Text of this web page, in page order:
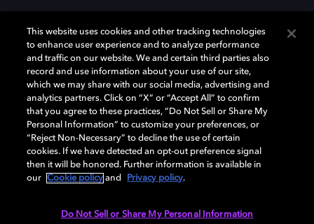
돌비(Dolby)와 double-D 심볼은 미국 및 기타 국가 돌비래버러토리스
(Dolby Laboratories, Inc.)의 등록 및 미등록 상표이다. 그 밖에 다른 자료에
기재된 상표는 해당 상표 소유권자의 등록상표로 유지된다. © 2025 Dolby
Laboratories, Inc. All rights reserved.
Cookie Manager 개인정보 정책
This website uses cookies and other tracking technologies
to enhance user experience and to analyze performance
and traffic on our website. We and certain third parties also
record and use information about your use of our site,
which we may share with our social media, advertising and
analytics partners. Click on “X” or “Accept All” to confirm
that you agree to these practices, “Do Not Sell or Share My
Personal Information” to customize your preferences, or
“Reject Non-Necessary” to decline the use of certain
cookies. If we have detected an opt-out preference signal
then it will be honored. Further information is available in
our
Cookie policy and Privacy policy.
Do Not Sell or Share My Personal Information